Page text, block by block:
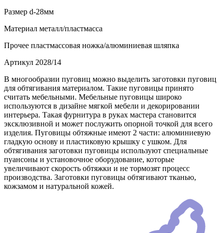
Размер d-28мм
Материал металл/пластмасса
Прочее пластмассовая ножка/алюминиевая шляпка
Артикул 2028/14
В многообразии пуговиц можно выделить заготовки пуговиц
для обтягивания материалом. Такие пуговицы принято
считать мебельными. Мебельные пуговицы широко
используются в дизайне мягкой мебели и декорировании
интерьера. Такая фурнитура в руках мастера становится
эксклюзивной и может послужить опорной точкой для всего
изделия. Пуговицы обтяжные имеют 2 части: алюминиевую
гладкую основу и пластиковую крышку с ушком. Для
обтягивания заготовки пуговицы используют специальные
пуансоны и установочное оборудование, которые
увеличивают скорость обтяжки и не тормозят процесс
производства. Заготовки пуговицы обтягивают тканью,
кожзамом и натуральной кожей.